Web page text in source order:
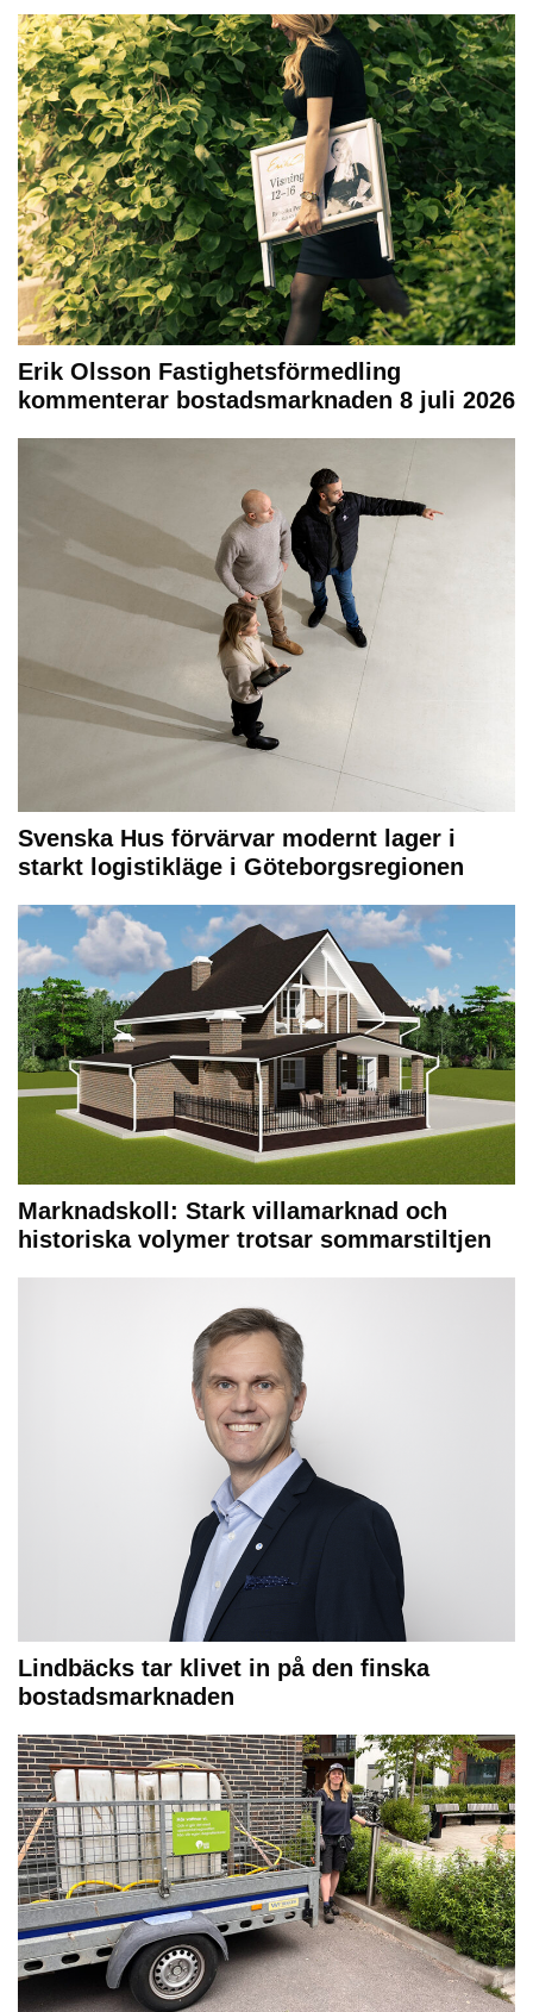
Erik Olsson Fastighetsförmedling
kommenterar bostadsmarknaden 8 juli 2026
Svenska Hus förvärvar modernt lager i
starkt logistikläge i Göteborgsregionen
Marknadskoll: Stark villamarknad och
historiska volymer trotsar sommarstiltjen
Lindbäcks tar klivet in på den finska
bostadsmarknaden